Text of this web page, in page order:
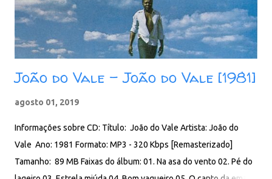
João do Vale - João do Vale [1981]
agosto 01, 2019
Informações sobre CD: Título: João do Vale Artista: João do
Vale Ano: 1981 Formato: MP3 - 320 Kbps [Remasterizado]
Tamanho: 89 MB Faixas do álbum: 01. Na asa do vento 02. Pé do